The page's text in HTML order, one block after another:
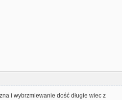
i wybrzmiewanie dość długie wiec z